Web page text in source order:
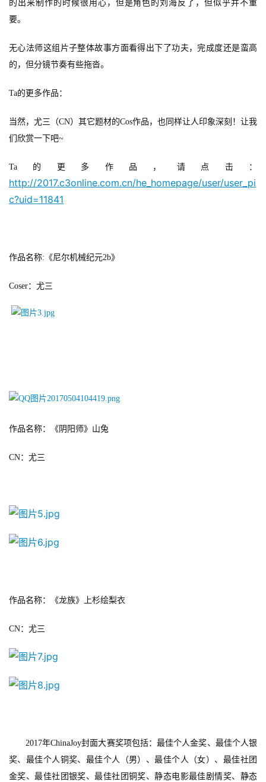
休
游
戏
0
5
十
三
届
月
游
茶
上
海
中
(
中
国
)
的出来制作的时候很用心，但是角色的刘海反了，但似乎并不重
要。
无心法师这组片子整体故事方面看得出下了功夫，完成度还是蛮高
的，但分镜节奏有些拖沓。
Ta的更多作品：
当然，尤三（CN）其它题材的Cos作品，也同样让人印象深刻！让我
们欣赏一下吧~
Ta 的更多作品，请点击：
http://2017.c3online.com.cn/he_homepage/user/user_pi
c?uid=11841
作品名称: 《尼尔机械纪元2b》
Coser：尤三
作品名称：《阴阳师》山兔
CN：尤三
作品名称：《龙族》上杉绘梨衣
CN：尤三
2017年ChinaJoy封面大赛奖项包括：最佳个人金奖、最佳个人银
奖、最佳个人铜奖、最佳个人（男）、最佳个人（女）、最佳社团
金奖、最佳社团银奖、最佳社团铜奖、静态电影最佳剧情奖、静态